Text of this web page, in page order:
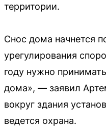
территории.
Снос дома начнется
урегулирования
году нужно
дома», — заявил
вокруг здания
ведется охрана.